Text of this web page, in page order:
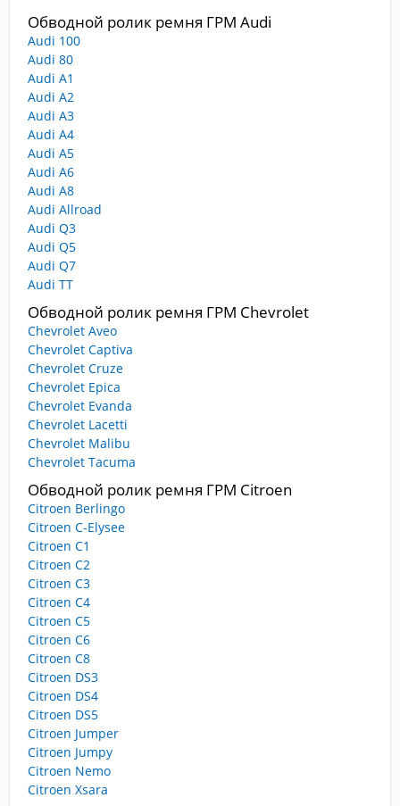
Обводной ролик ремня ГРМ Audi
Audi 100
Audi 80
Audi A1
Audi A2
Audi A3
Audi A4
Audi A5
Audi A6
Audi A8
Audi Allroad
Audi Q3
Audi Q5
Audi Q7
Audi TT
Обводной ролик ремня ГРМ Chevrolet
Chevrolet Aveo
Chevrolet Captiva
Chevrolet Cruze
Chevrolet Epica
Chevrolet Evanda
Chevrolet Lacetti
Chevrolet Malibu
Chevrolet Tacuma
Обводной ролик ремня ГРМ Citroen
Citroen Berlingo
Citroen C-Elysee
Citroen C1
Citroen C2
Citroen C3
Citroen C4
Citroen C5
Citroen C6
Citroen C8
Citroen DS3
Citroen DS4
Citroen DS5
Citroen Jumper
Citroen Jumpy
Citroen Nemo
Citroen Xsara